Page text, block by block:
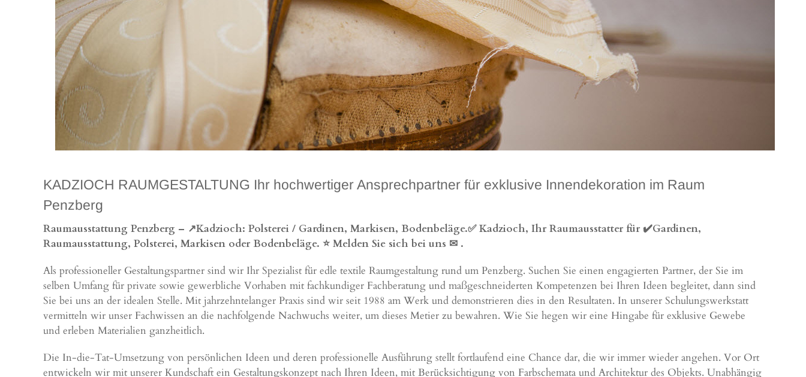
KADZIOCH RAUMGESTALTUNG Ihr hochwertiger Ansprechpartner für exklusive Innendekoration im Raum
Penzberg
Raumausstattung Penzberg – ↗️Kadzioch: Polsterei / Gardinen, Markisen, Bodenbeläge.✅ Kadzioch, Ihr Raumausstatter für ✔️Gardinen,
Raumausstattung, Polsterei, Markisen oder Bodenbeläge. ⭐ Melden Sie sich bei uns ✉ .
Als professioneller Gestaltungspartner sind wir Ihr Spezialist für edle textile Raumgestaltung rund um Penzberg. Suchen Sie einen engagierten Partner, der Sie im
selben Umfang für private sowie gewerbliche Vorhaben mit fachkundiger Fachberatung und maßgeschneiderten Kompetenzen bei Ihren Ideen begleitet, dann sind
Sie bei uns an der idealen Stelle. Mit jahrzehntelanger Praxis sind wir seit 1988 am Werk und demonstrieren dies in den Resultaten. In unserer Schulungswerkstatt
vermitteln wir unser Fachwissen an die nachfolgende Nachwuchs weiter, um dieses Metier zu bewahren. Wie Sie hegen wir eine Hingabe für exklusive Gewebe
und erleben Materialien ganzheitlich.
Die In-die-Tat-Umsetzung von persönlichen Ideen und deren professionelle Ausführung stellt fortlaufend eine Chance dar, die wir immer wieder angehen. Vor Ort
entwickeln wir mit unserer Kundschaft ein Gestaltungskonzept nach Ihren Ideen, mit Berücksichtigung von Farbschemata und Architektur des Objekts. Unabhängig